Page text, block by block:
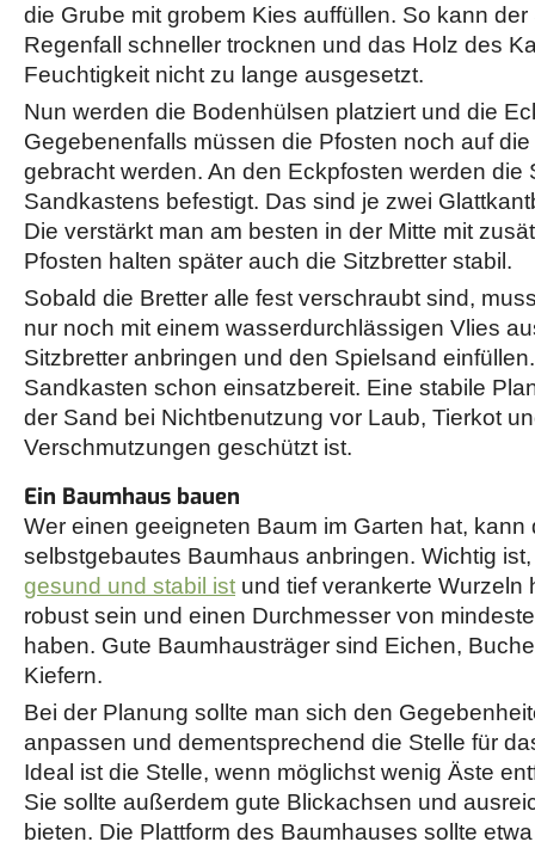
die Grube mit grobem Kies auffüllen. So kann
Regenfall schneller trocknen und das Holz des
Feuchtigkeit nicht zu lange ausgesetzt.
Nun werden die Bodenhülsen platziert und die
Gegebenenfalls müssen die Pfosten noch auf
gebracht werden. An den Eckpfosten werden die
Sandkastens befestigt. Das sind je zwei
Die verstärkt man am besten in der Mitte mit
Pfosten halten später auch die Sitzbretter stabil.
Sobald die Bretter alle fest verschraubt sind,
nur noch mit einem wasserdurchlässigen Vlies
Sitzbretter anbringen und den Spielsand
Sandkasten schon einsatzbereit. Eine stabile
der Sand bei Nichtbenutzung vor Laub, Tierkot
Verschmutzungen geschützt ist.
Ein Baumhaus bauen
Wer einen geeigneten Baum im Garten hat, kann
selbstgebautes Baumhaus anbringen. Wichtig
gesund und stabil ist und tief verankerte Wurzeln
robust sein und einen Durchmesser von
haben. Gute Baumhausträger sind Eichen,
Kiefern.
Bei der Planung sollte man sich den
anpassen und dementsprechend die Stelle für
Ideal ist die Stelle, wenn möglichst wenig Äste
Sie sollte außerdem gute Blickachsen und
bieten. Die Plattform des Baumhauses sollte